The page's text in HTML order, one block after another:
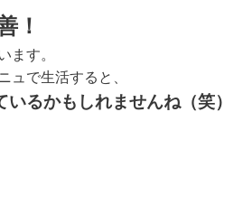
！
ます。
ュで生活すると、
るかもしれませんね（笑）